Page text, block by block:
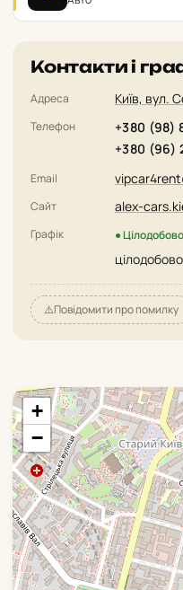
Контакти і
Адреса Київ, вул.
Телефон +380 (98)
+380 (96)
Email
Сайт alex-
Графік ● Цілодобово
цілодобово
⚠️Повідомити про помилку
+
−